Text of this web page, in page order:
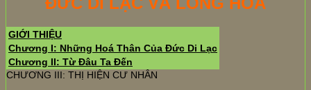
GIỚI THIỆU
Chương I: Những Hoá Thân Của Đức Di Lạc
Chương II: Từ Đâu Ta Đến
CHƯƠNG III: THỊ HIỆN CƯ NHÂN